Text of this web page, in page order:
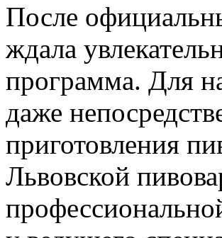
После
ждала
программа. Для
даже
приготовления
Львовской